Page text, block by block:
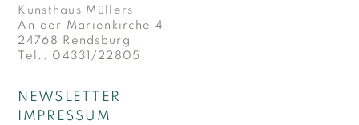
Kunsthaus Müllers
An der Marienkirche 4
24768 Rendsburg
Tel.: 04331/22805
NEWSLETTER
IMPRESSUM